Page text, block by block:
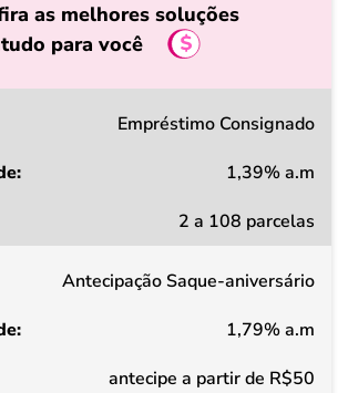
as melhores soluções
para você
Empréstimo Consignado
1,39% a.m
2 a 108 parcelas
Antecipação Saque-aniversário
1,79% a.m
antecipe a partir de R$50